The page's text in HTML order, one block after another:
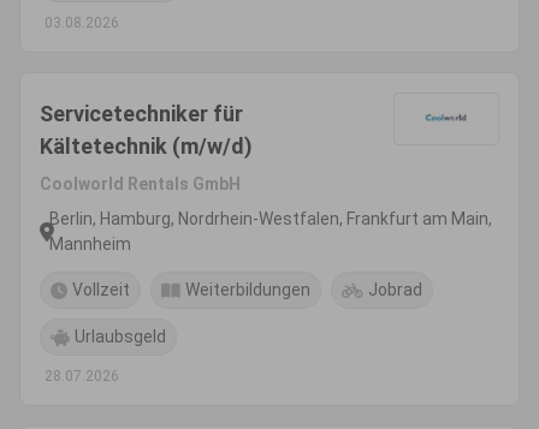
03.08.2026
Servicetechniker für
Kältetechnik (m/w/d)
Coolworld Rentals GmbH
Berlin, Hamburg, Nordrhein-Westfalen, Frankfurt am Main,
Mannheim
Vollzeit Weiterbildungen Jobrad
Urlaubsgeld
28.07.2026